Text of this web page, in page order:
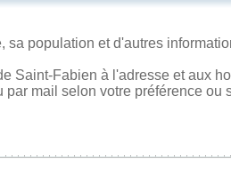
population et d'autres
Saint-Fabien à l'adresse et aux
mail selon votre préférence ou